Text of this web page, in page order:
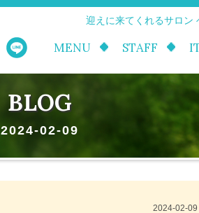
迎えに来てくれるサロン
MENU STAFF
BLOG
2024-02-09
2024-02-09